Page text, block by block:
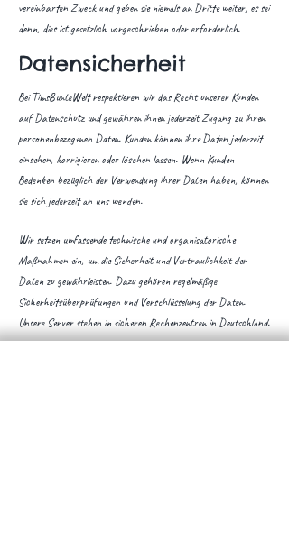
vereinbarten Zweck und geben sie niemals an Dritte weiter, es sei
denn, dies ist gesetzlich vorgeschrieben oder erforderlich.
Datensicherheit
Bei TimsBunteWelt respektieren wir das Recht unserer Kunden
auf Datenschutz und gewähren ihnen jederzeit Zugang zu ihren
personenbezogenen Daten. Kunden können ihre Daten jederzeit
einsehen, korrigieren oder löschen lassen. Wenn Kunden
Bedenken bezüglich der Verwendung ihrer Daten haben, können
sie sich jederzeit an uns wenden.
Wir setzen umfassende technische und organisatorische
Maßnahmen ein, um die Sicherheit und Vertraulichkeit der
Daten zu gewährleisten. Dazu gehören regelmäßige
Sicherheitsüberprüfungen und Verschlüsselung der Daten.
Unsere Server stehen in sicheren Rechenzentren in Deutschland.